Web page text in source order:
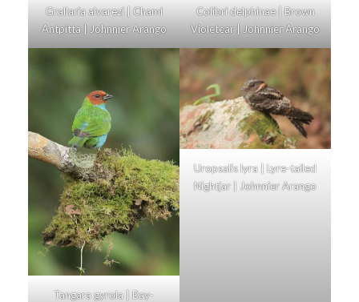
Grallaria alvarezi | Chami
Antpitta | Johnnier Arango
Colibri delphinae | Brown
Violetear | Johnnier Arango
Tangara gyrola | Bay-
Uropsalis lyra | Lyre-tailed
Nightjar | Johnnier Arango